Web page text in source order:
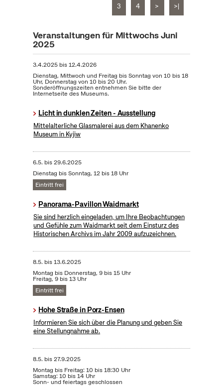
3 4 > >|
Veranstaltungen für Mittwochs Juni
2025
3.4.2025bis12.4.2026
Dienstag, Mittwoch und Freitag bis Sonntag von 10 bis 18
Uhr, Donnerstag von 10 bis 20 Uhr.
Sonderöffnungszeiten entnehmen Sie bitte der
Internetseite des Museums.
Licht in dunklen Zeiten - Ausstellung
Mittelalterliche Glasmalerei aus dem Khanenko
Museum in Kyjiw
6.5. bis29.6.2025
Dienstag bis Sonntag, 12 bis 18 Uhr
Eintritt frei
Panorama-Pavillon Waidmarkt
Sie sind herzlich eingeladen, um Ihre Beobachtungen
und Gefühle zum Waidmarkt seit dem Einsturz des
Historischen Archivs im Jahr 2009 aufzuzeichnen.
8.5. bis13.6.2025
Montag bis Donnerstag, 9 bis 15 Uhr
Freitag, 9 bis 13 Uhr
Eintritt frei
Hohe Straße in Porz-Ensen
Informieren Sie sich über die Planung und geben Sie
eine Stellungnahme ab.
8.5. bis27.9.2025
Montag bis Freitag: 10 bis 18:30 Uhr
Samstag: 10 bis 14 Uhr
Sonn- und feiertags geschlossen